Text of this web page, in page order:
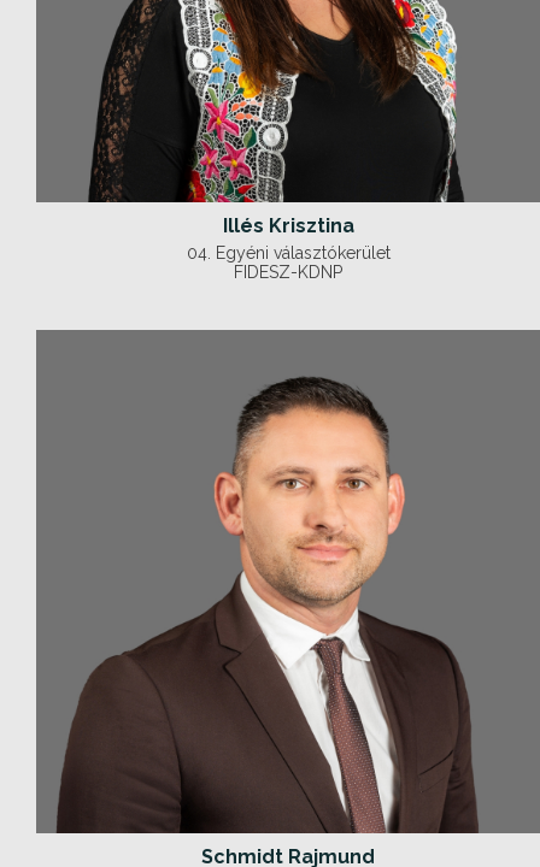
Illés Krisztina
04. Egyéni választókerület
FIDESZ-KDNP
Schmidt Rajmund